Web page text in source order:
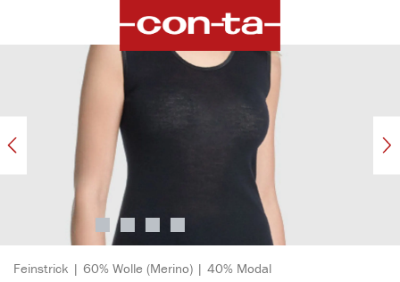
Bildergalerie überspringen
Feinstrick | 60% Wolle (Merino) | 40% Modal